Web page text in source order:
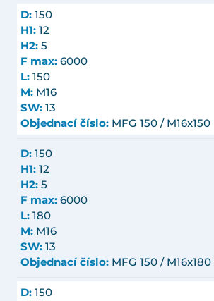
D: 150
H1: 12
H2: 5
F max: 6000
L: 150
M: M16
SW: 13
Objednací číslo: MFG 150 / M16x150
D: 150
H1: 12
H2: 5
F max: 6000
L: 180
M: M16
SW: 13
Objednací číslo: MFG 150 / M16x180
D: 150